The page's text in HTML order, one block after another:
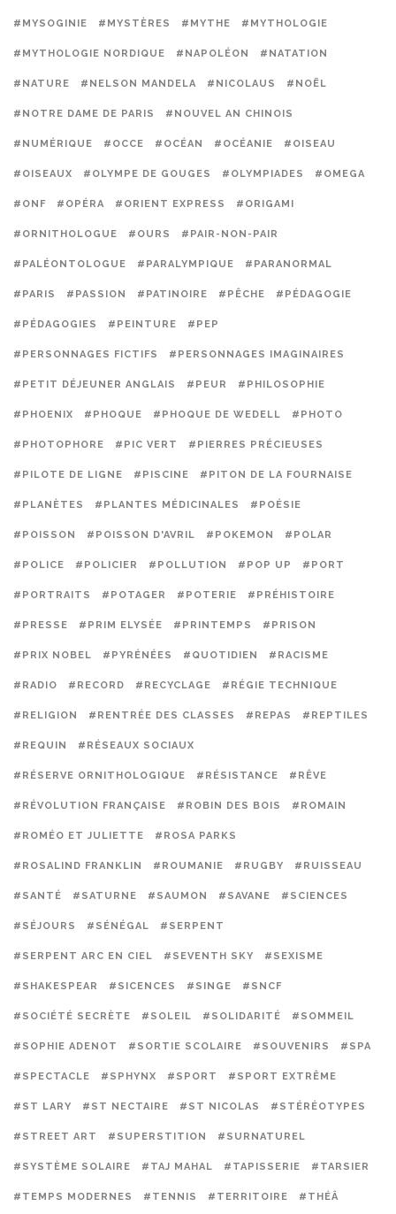
#MYSOGINIE #MYSTÈRES #MYTHE #MYTHOLOGIE
#MYTHOLOGIE NORDIQUE #NAPOLÉON #NATATION
#NATURE #NELSON MANDELA #NICOLAUS #NOËL
#NOTRE DAME DE PARIS #NOUVEL AN CHINOIS
#NUMÉRIQUE #OCCE #OCÉAN #OCÉANIE #OISEAU
#OISEAUX #OLYMPE DE GOUGES #OLYMPIADES #OMEGA
#ONF #OPÉRA #ORIENT EXPRESS #ORIGAMI
#ORNITHOLOGUE #OURS #PAIR-NON-PAIR
#PALÉONTOLOGUE #PARALYMPIQUE #PARANORMAL
#PARIS #PASSION #PATINOIRE #PÊCHE #PÉDAGOGIE
#PÉDAGOGIES #PEINTURE #PEP
#PERSONNAGES FICTIFS #PERSONNAGES IMAGINAIRES
#PETIT DÉJEUNER ANGLAIS #PEUR #PHILOSOPHIE
#PHOENIX #PHOQUE #PHOQUE DE WEDELL #PHOTO
#PHOTOPHORE #PIC VERT #PIERRES PRÉCIEUSES
#PILOTE DE LIGNE #PISCINE #PITON DE LA FOURNAISE
#PLANÈTES #PLANTES MÉDICINALES #POÉSIE
#POISSON #POISSON D'AVRIL #POKEMON #POLAR
#POLICE #POLICIER #POLLUTION #POP UP #PORT
#PORTRAITS #POTAGER #POTERIE #PRÉHISTOIRE
#PRESSE #PRIM ELYSÉE #PRINTEMPS #PRISON
#PRIX NOBEL #PYRÉNÉES #QUOTIDIEN #RACISME
#RADIO #RECORD #RECYCLAGE #RÉGIE TECHNIQUE
#RELIGION #RENTRÉE DES CLASSES #REPAS #REPTILES
#REQUIN #RÉSEAUX SOCIAUX
#RÉSERVE ORNITHOLOGIQUE #RÉSISTANCE #RÊVE
#RÉVOLUTION FRANÇAISE #ROBIN DES BOIS #ROMAIN
#ROMÉO ET JULIETTE #ROSA PARKS
#ROSALIND FRANKLIN #ROUMANIE #RUGBY #RUISSEAU
#SANTÉ #SATURNE #SAUMON #SAVANE #SCIENCES
#SÉJOURS #SÉNÉGAL #SERPENT
#SERPENT ARC EN CIEL #SEVENTH SKY #SEXISME
#SHAKESPEAR #SICENCES #SINGE #SNCF
#SOCIÉTÉ SECRÈTE #SOLEIL #SOLIDARITÉ #SOMMEIL
#SOPHIE ADENOT #SORTIE SCOLAIRE #SOUVENIRS #SPA
#SPECTACLE #SPHYNX #SPORT #SPORT EXTRÊME
#ST LARY #ST NECTAIRE #ST NICOLAS #STÉRÉOTYPES
#STREET ART #SUPERSTITION #SURNATUREL
#SYSTÈME SOLAIRE #TAJ MAHAL #TAPISSERIE #TARSIER
#TEMPS MODERNES #TENNIS #TERRITOIRE #THÉÂ